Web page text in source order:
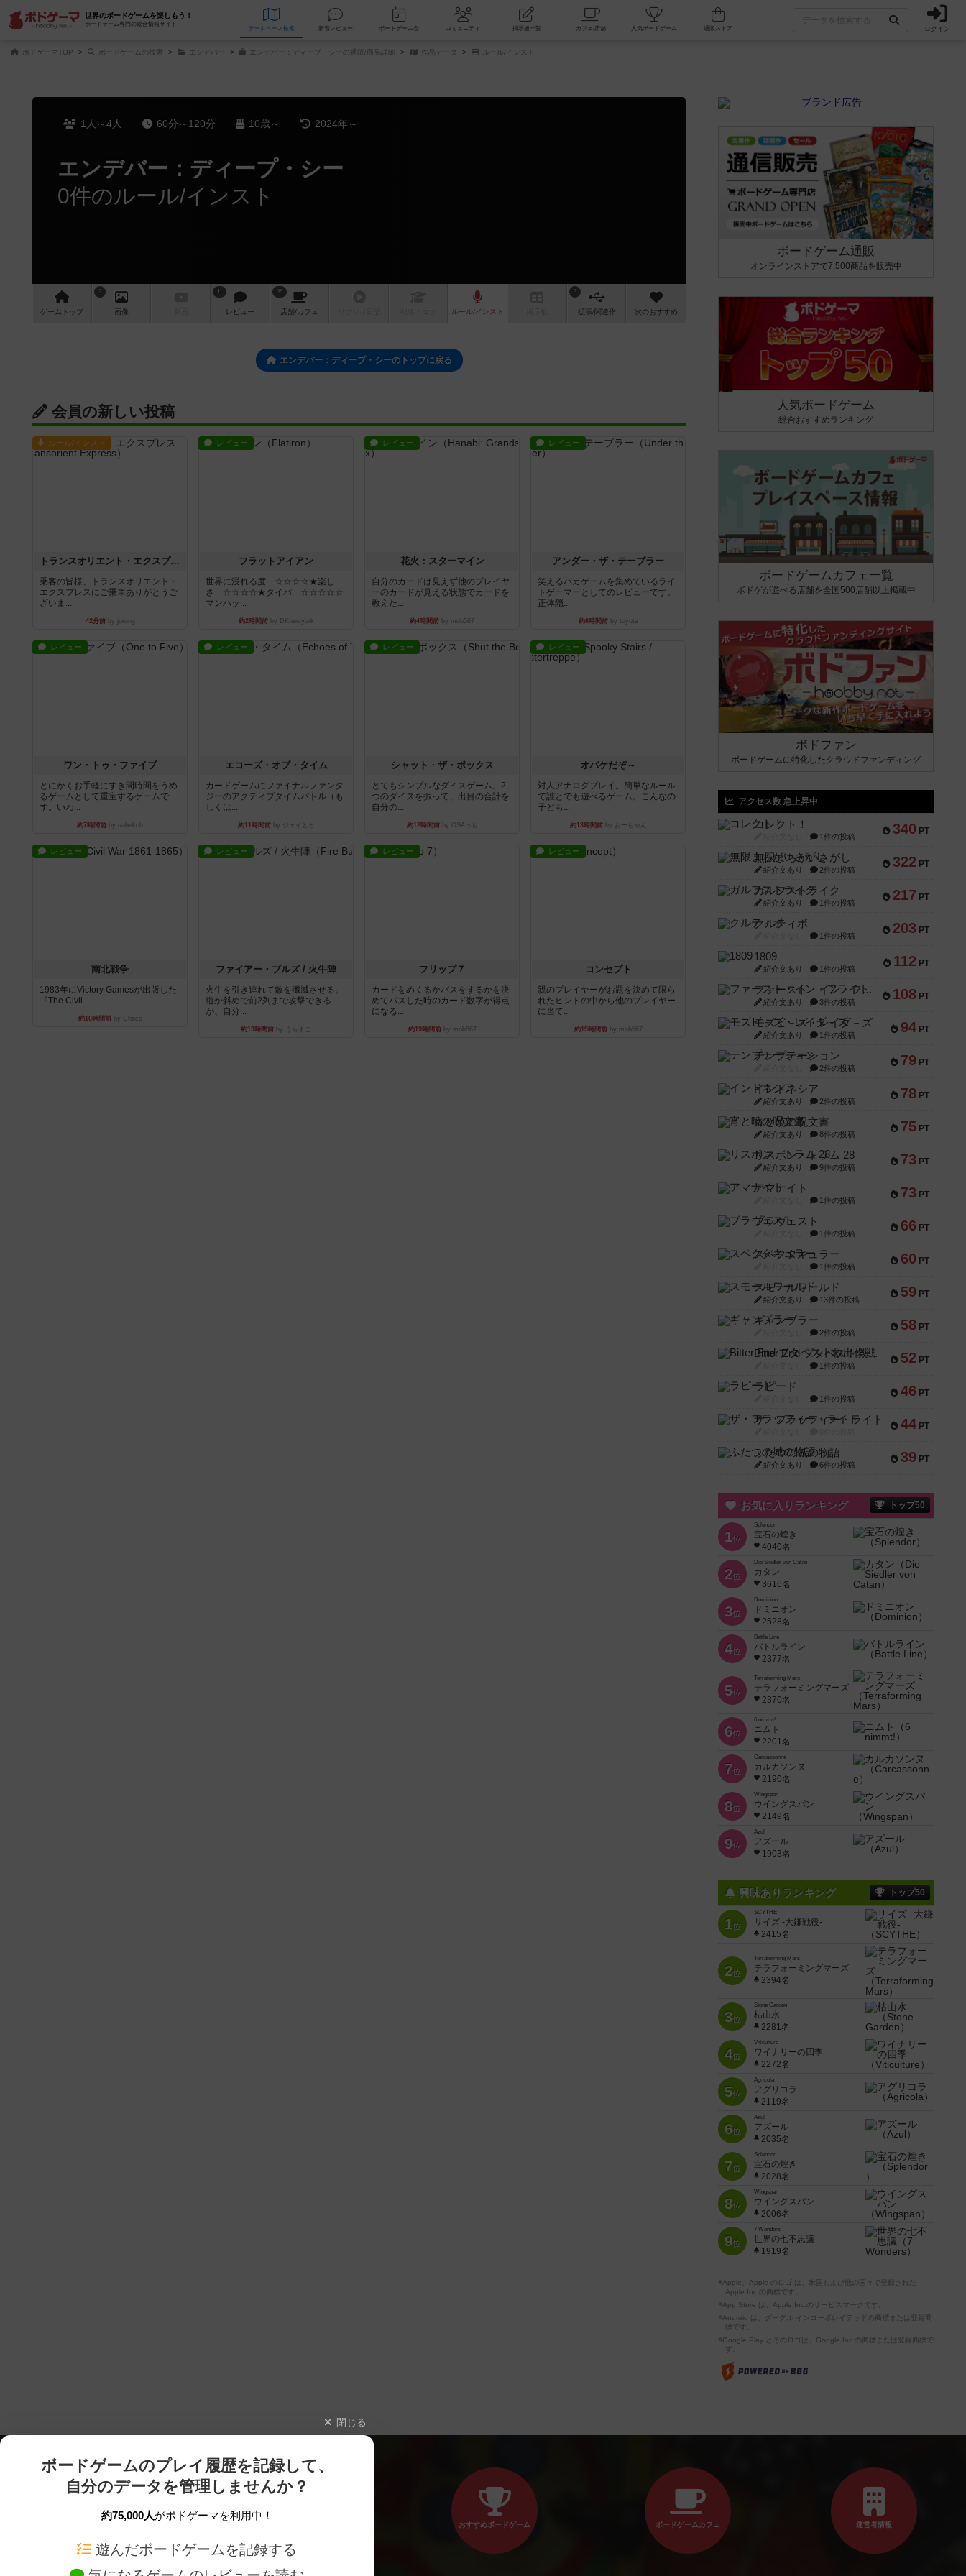
世界のボードゲームを楽しもう！
ボードゲーム専門の総合情報サイト
データベース 検索 新着レビュー ボードゲーム会 コミュニティ 掲示板一覧 カフェ/店舗 人気ボードゲーム ログイン
ボドゲーマTOP ボードゲームの検索 エンデバー エンデバー：ディープ・シーの通販/商品詳細 作品データ ルール/インスト
1人～4人 60分～120分 10歳～ 2024年～
エンデバー：ディープ・シー
0件のルール/インスト
ゲーム トップ
3
画像
11
レビュー
36
店舗/カフェ ルール/インスト
3
拡張/関連作 次のおすすめ
エンデバー：ディープ・シーのトップに戻る
会員の新しい投稿
ルール/インスト
トランスオリエント・エクスプレス
乗客の皆様、トランスオリエント・
エクスプレスにご乗車ありがとうご
ざいま...
42分前by jurong
レビュー
フラットアイアン
世界に浸れる度 ☆☆☆☆★楽し
さ ☆☆☆☆★タイパ ☆☆☆☆☆
マンハッ...
約2時間前by DKnewyork
レビュー
花火：スターマイン
自分のカードは見えず他のプレイヤ
ーのカードが見える状態でカードを
教えた...
約4時間前 by mob567
レビュー
アンダー・ザ・テーブラー
笑えるバカゲームを集めているライ
トゲーマーとしてのレビューです。
正体隠...
約6時間前by toyota
レビュー
ワン・トゥ・ファイブ
とにかくお手軽にすき間時間をうめ
るゲームとして重宝するゲームで
す。いわ...
約7時間前 by nabekoh
レビュー
エコーズ・オブ・タイム
カードゲームにファイナルファンタ
ジーのアクティブタイムバトル（も
しくは...
約11時間前by ジェイとと
レビュー
シャット・ザ・ボックス
とてもシンプルなダイスゲーム。2
つのダイスを振って、出目の合計を
自分の...
約12時間前by OSAっち
レビュー
オバケだぞ～
対人アナログプレイ。簡単なルール
で誰とでも遊べるゲーム。こんなの
子ども...
約13時間前by おーちゃん
レビュー
南北戦争
1983年にVictory Gamesが出版した
『The Civil ...
約16時間前by Chaco
レビュー
ファイアー・ブルズ / 火牛陣
火牛を引き連れて敵を殲滅させる。
縦か斜めで前2列まで攻撃できる
が、自分...
約19時間前 by うらまこ
レビュー
フリップ７
カードをめくるかパスをするかを決
めてパスした時のカード数字が得点
になる...
約19時間前by mob567
レビュー
コンセプト
親のプレイヤーがお題を決めて限ら
れたヒントの中から他のプレイヤー
に当て...
約19時間前by mob567
ボードゲーム通販
オンラインストアで7,500商品を販売中
人気ボードゲーム
総合おすすめランキング
ボードゲームカフェ一覧
ボドゲが遊べる店舗を全国500店舗以上掲載中
ボドファン
ボードゲームに特化したクラウドファンディング
アクセス数 急上昇中
340 PT
コレクト！
1件の投稿
322 PT
無限まちがいさがし
紹介文あり 2件の投稿
217 PT
ガルフストライク
紹介文あり 1件の投稿
203 PT
クルティボ
1件の投稿
112 PT
1809
紹介文あり 1件の投稿
108 PT
ファースト・イン・フライト
紹介文あり 3件の投稿
94 PT
モズビ－ズ・レイダ－ズ
紹介文あり 1件の投稿
79 PT
テンプテーション
2件の投稿
78 PT
インドネシア
紹介文あり 2件の投稿
75 PT
宵と暁の呪文書
紹介文あり 8件の投稿
73 PT
リスボン・トラム 28
紹介文あり 9件の投稿
73 PT
アマナイト
1件の投稿
66 PT
ブラヴェスト
1件の投稿
60 PT
スペクタキュラー
1件の投稿
59 PT
スモールワールド
紹介文あり 13件の投稿
58 PT
ギャンブラー
2件の投稿
52 PT
Bitter End ブタペスト救出作戦
1件の投稿
46 PT
ラピード
1件の投稿
44 PT
ザ・フラッフィー・ライト
39 PT
ふたつの城の物語
紹介文あり 6件の投稿
お気に入りランキング トップ50
1位
Splendor
宝石の煌き
4040名
2位
Die Siedler von Catan
カタン
3616名
3位
Dominion
ドミニオン
2528名
4位
Battle Line
バトルライン
2377名
5位
Terraforming Mars
テラフォーミングマーズ
2370名
6位
6 nimmt!
ニムト
2201名
7位
Carcassonne
カルカソンヌ
2190名
8位
Wingspan
ウイングスパン
2149名
9位
Azul
アズール
1903名
興味ありランキング トップ50
1位
SCYTHE
サイズ -大鎌戦役-
2415名
2位
Terraforming Mars
テラフォーミングマーズ
2394名
3位
Stone Garden
枯山水
2281名
4位
Viticulture
ワイナリーの四季
2272名
5位
Agricola
アグリコラ
2119名
6位
Azul
アズール
2035名
7位
Splendor
宝石の煌き
2028名
8位
Wingspan
ウイングスパン
2006名
9位
7 Wonders
世界の七不思議
1919名
※Apple、Apple のロゴ は、米国および他の国々で登録された
Apple Inc.の商標です。
※App Store は、Apple Inc.のサービスマークです。
※Android は、グーグル インコーポレイテッドの商標または登録商
標です。
※Google Play とそのロゴは、Google Inc.の商標または登録商標で
す。
閉じる
ボードゲームのプレイ履歴を記録して、
自分のデータを管理しませんか？
約75,000人がボドゲーマを利用中！
遊んだボードゲームを記録する
おすすめボードゲーム ボードゲームカフェ 運営者情報